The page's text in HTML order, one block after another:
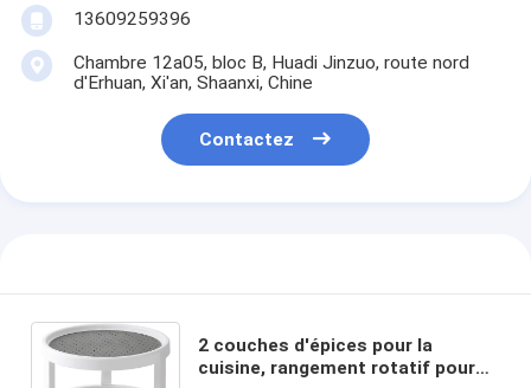
13609259396
Chambre 12a05, bloc B, Huadi Jinzuo, route nord
d'Erhuan, Xi'an, Shaanxi, Chine
Contactez
2 couches d'épices pour la
cuisine, rangement rotatif pour